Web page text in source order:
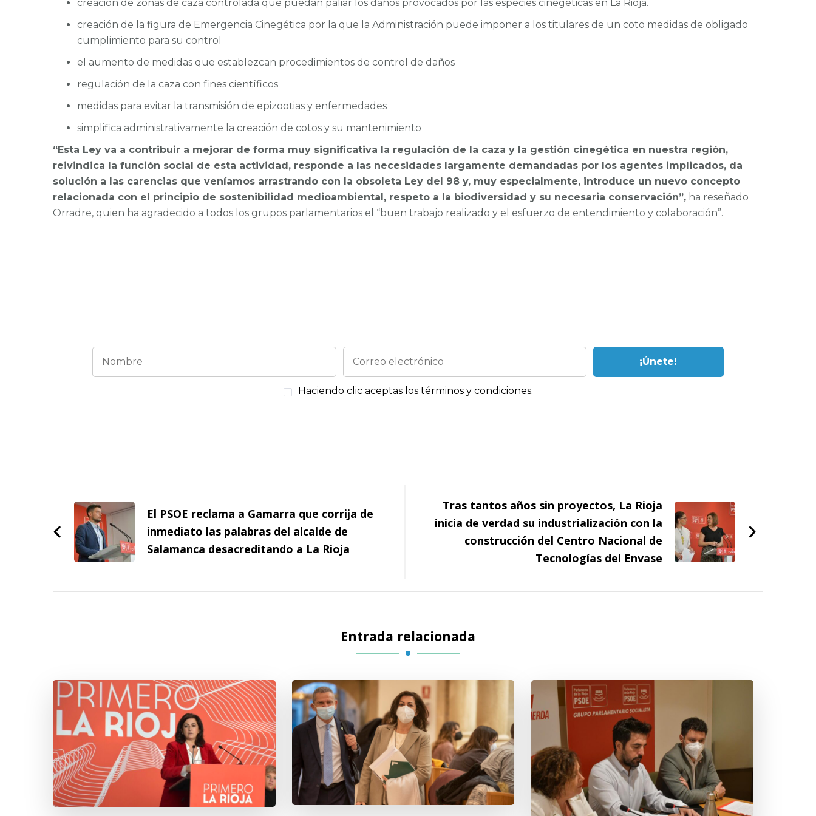
creación de zonas de caza controlada que puedan paliar los daños provocados por las especies cinegéticas en La Rioja.
creación de la figura de Emergencia Cinegética por la que la Administración puede imponer a los titulares de un coto medidas de obligado
cumplimiento para su control
el aumento de medidas que establezcan procedimientos de control de daños
regulación de la caza con fines científicos
medidas para evitar la transmisión de epizootias y enfermedades
simplifica administrativamente la creación de cotos y su mantenimiento
“Esta Ley va a contribuir a mejorar de forma muy significativa la regulación de la caza y la gestión cinegética en nuestra región,
reivindica la función social de esta actividad, responde a las necesidades largamente demandadas por los agentes implicados, da
solución a las carencias que veníamos arrastrando con la obsoleta Ley del 98 y, muy especialmente, introduce un nuevo concepto
relacionada con el principio de sostenibilidad medioambiental, respeto a la biodiversidad y su necesaria conservación”, ha reseñado
Orradre, quien ha agradecido a todos los grupos parlamentarios el “buen trabajo realizado y el esfuerzo de entendimiento y colaboración”.
Haciendo clic aceptas los términos y condiciones.
de
entradas
El PSOE reclama a Gamarra que corrija de
inmediato las palabras del alcalde de
Salamanca desacreditando a La Rioja
Tras tantos años sin proyectos, La Rioja
inicia de verdad su industrialización con la
construcción del Centro Nacional de
Tecnologías del Envase
Entrada relacionada